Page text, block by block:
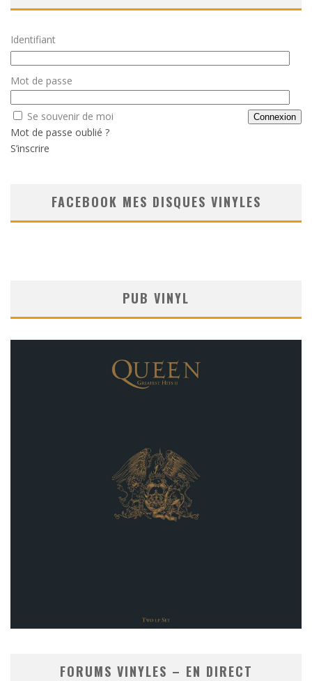
Identifiant
Mot de passe
Se souvenir de moi
Mot de passe oublié ?
S’inscrire
FACEBOOK MES DISQUES VINYLES
PUB VINYL
FORUMS VINYLES – EN DIRECT